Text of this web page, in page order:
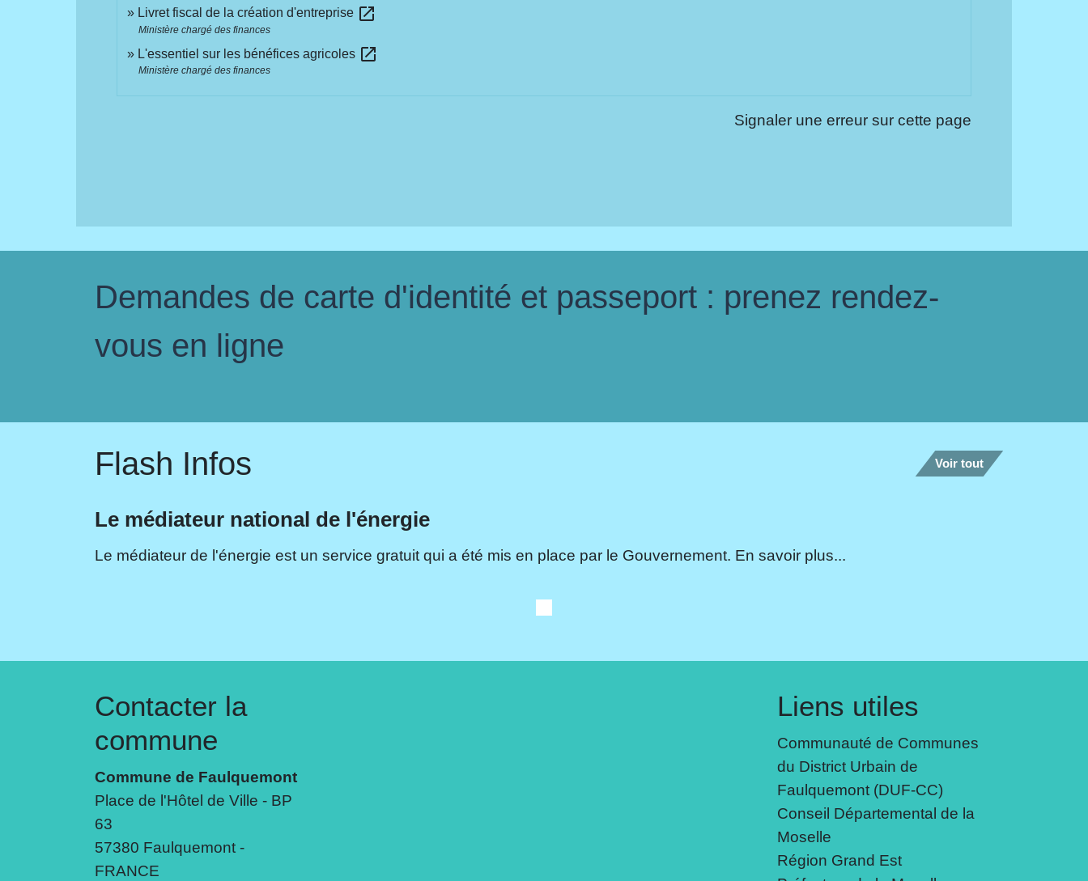
Livret fiscal de la création d'entreprise open_in_new
Ministère chargé des finances
L'essentiel sur les bénéfices agricoles open_in_new
Ministère chargé des finances
Signaler une erreur sur cette page
Demandes de carte d'identité et passeport : prenez rendez-
vous en ligne
Flash Infos Voir tout
Le médiateur national de l'énergie
Le médiateur de l'énergie est un service gratuit qui a été mis en place par le Gouvernement. En savoir plus...
Contacter la
commune
Commune de Faulquemont
Place de l'Hôtel de Ville - BP
63
57380 Faulquemont -
FRANCE
Liens utiles
Communauté de Communes
du District Urbain de
Faulquemont (DUF-CC)
Conseil Départemental de la
Moselle
Région Grand Est